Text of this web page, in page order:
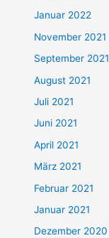
Januar 2022
November 2021
September 2021
August 2021
Juli 2021
Juni 2021
April 2021
März 2021
Februar 2021
Januar 2021
Dezember 2020